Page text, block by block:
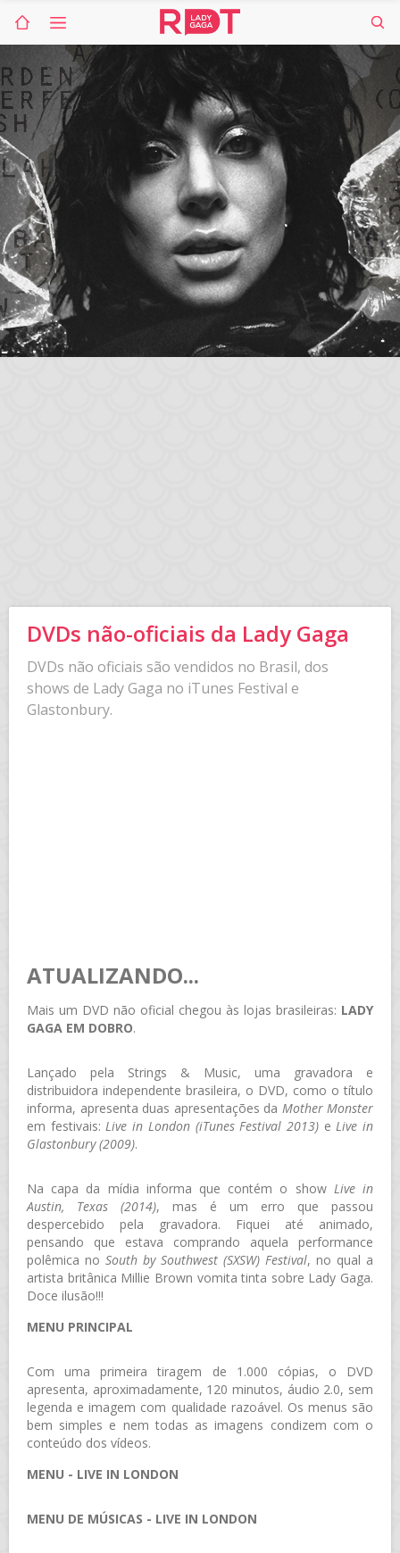
DVDs não-oficiais da Lady Gaga
DVDs não oficiais são vendidos no Brasil, dos
shows de Lady Gaga no iTunes Festival e
Glastonbury.
ATUALIZANDO...
Mais um DVD não oficial chegou às lojas brasileiras: LADY
GAGA EM DOBRO.
Lançado pela Strings & Music, uma gravadora e
distribuidora independente brasileira, o DVD, como o título
informa, apresenta duas apresentações da Mother Monster
em festivais: Live in London (iTunes Festival 2013)e Live in
Glastonbury (2009).
Na capa da mídia informa que contém o show Live in
Austin, Texas (2014), mas é um erro que passou
despercebido pela gravadora. Fiquei até animado,
pensando que estava comprando aquela performance
polêmica no South by Southwest (SXSW) Festival, no qual a
artista britânica Millie Brown vomita tinta sobre Lady Gaga.
Doce ilusão!!!
MENU PRINCIPAL
Com uma primeira tiragem de 1.000 cópias, o DVD
apresenta, aproximadamente, 120 minutos, áudio 2.0, sem
legenda e imagem com qualidade razoável. Os menus são
bem simples e nem todas as imagens condizem com o
conteúdo dos vídeos.
MENU - LIVE IN LONDON
MENU DE MÚSICAS - LIVE IN LONDON